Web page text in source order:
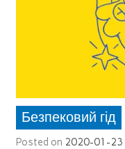
Безпековий гід
Posted on 2020-01-23